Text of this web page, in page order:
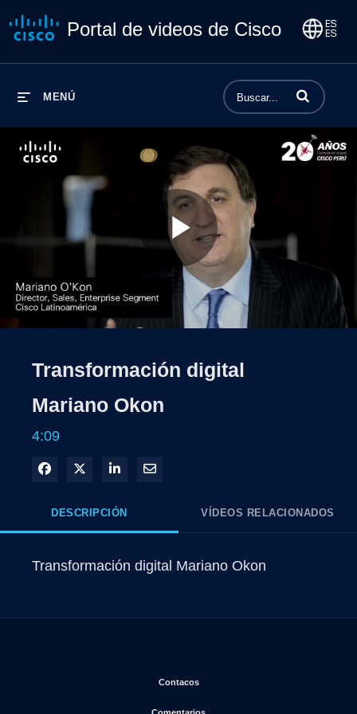
Portal de videos de Cisco
MENÚ Introduzca los
Play
Transformación digital
Mariano Okon
4:09
Compartir en Facebook
Compartir en X
Compartir en LinkedIn
Compartir por correo electrónico
DESCRIPCIÓN VÍDEOS RELACIONADOS
Transformación digital Mariano Okon
ContacosSe abre en una nueva ventana
Se abre en una nueva ventana